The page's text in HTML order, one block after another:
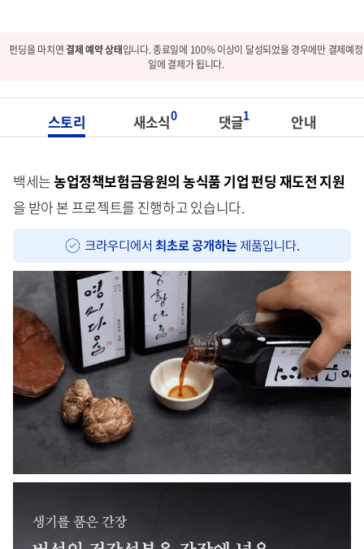
펀딩을 마치면결제 예약 상태입니다. 종료일에 100% 이상이 달성되었을 경우에만 결제예정
일에 결제가 됩니다.
스토리 새소식0 댓글1 안내
백세는농업정책보험금융원의 농식품 기업 펀딩 재도전 지원
을 받아 본 프로젝트를 진행하고 있습니다.